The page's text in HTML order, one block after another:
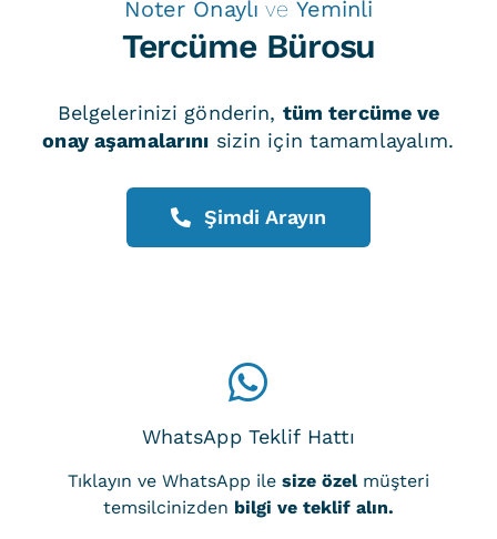
Noter Onaylı ve Yeminli
Tercüme Bürosu
Belgelerinizi gönderin, tüm tercüme ve
onay aşamalarını sizin için tamamlayalım.
Şimdi Arayın
WhatsApp Teklif Hattı
Tıklayın ve WhatsApp ile size özelmüşteri
temsilcinizden bilgi ve teklif alın.